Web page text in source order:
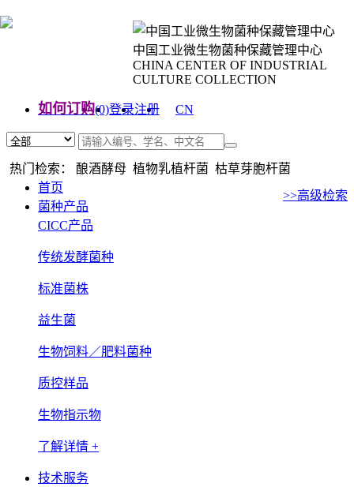
中国工业微生物菌种保藏管理中心
CHINA CENTER OF INDUSTRIAL
CULTURE COLLECTION
如何订购(0)登录注册
CN
热门检索： 酿酒酵母 植物乳植杆菌 枯草芽胞杆菌
>>高级检索
首页
菌种产品
CICC产品
传统发酵菌种
标准菌株
益生菌
生物饲料／肥料菌种
质控样品
生物指示物
了解详情 +
技术服务